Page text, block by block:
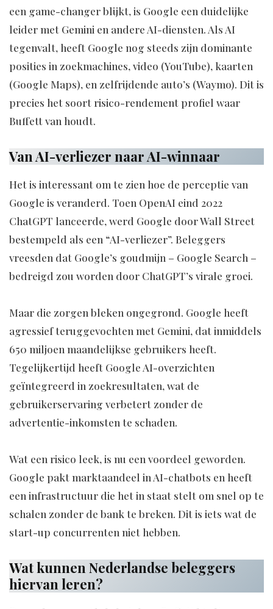
een game-changer blijkt, is Google een duidelijke
leider met Gemini en andere AI-diensten. Als AI
tegenvalt, heeft Google nog steeds zijn dominante
posities in zoekmachines, video (YouTube), kaarten
(Google Maps), en zelfrijdende auto’s (Waymo). Dit is
precies het soort risico-rendement profiel waar
Buffett van houdt.
Van AI-verliezer naar AI-winnaar
Het is interessant om te zien hoe de perceptie van
Google is veranderd. Toen OpenAI eind 2022
ChatGPT lanceerde, werd Google door Wall Street
bestempeld als een “AI-verliezer”. Beleggers
vreesden dat Google’s goudmijn – Google Search –
bedreigd zou worden door ChatGPT’s virale groei.
Maar die zorgen bleken ongegrond. Google heeft
agressief teruggevochten met Gemini, dat inmiddels
650 miljoen maandelijkse gebruikers heeft.
Tegelijkertijd heeft Google AI-overzichten
geïntegreerd in zoekresultaten, wat de
gebruikerservaring verbetert zonder de
advertentie-inkomsten te schaden.
Wat een risico leek, is nu een voordeel geworden.
Google pakt marktaandeel in AI-chatbots en heeft
een infrastructuur die het in staat stelt om snel op te
schalen zonder de bank te breken. Dit is iets wat de
start-up concurrenten niet hebben.
Wat kunnen Nederlandse beleggers
hiervan leren?